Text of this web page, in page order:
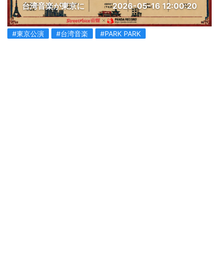
台湾音楽が東京に 2026-05-16 12:00:20
#東京公演 #台湾音楽 #PARK PARK